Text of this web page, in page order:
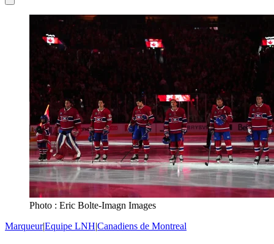
Photo : Eric Bolte-Imagn Images
Marqueur|Equipe LNH|Canadiens de Montreal